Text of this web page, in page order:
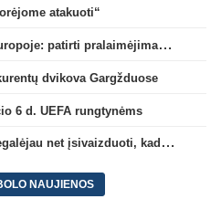
atakuoti“
Lietuvos klubų pasirodymai Europoje: patirti pralaimėjimai Kroatijos atstovams
dvikova Gargžduose
6 d. UEFA rungtynėms
M. Capanas: „Prieš pusmetį negalėjau net įsivaizduoti, kad žaisime prieš „Hajduk“
NAUJIENOS